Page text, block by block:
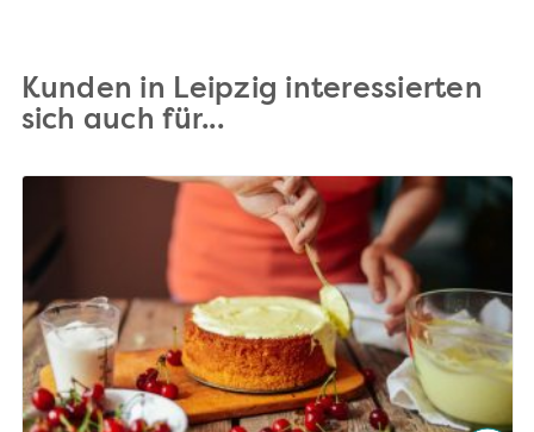
Kunden in Leipzig interessierten
sich auch für...